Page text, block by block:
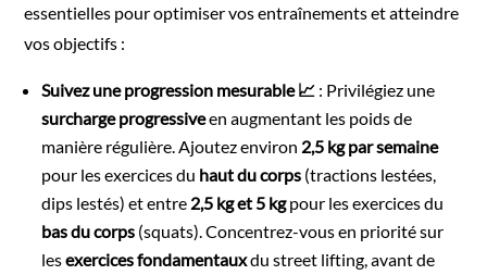
essentielles pour optimiser vos entraînements et atteindre
vos objectifs :
Suivez une progression mesurable 📈 : Privilégiez une
surcharge progressiveen augmentant les poids de
manière régulière. Ajoutez environ 2,5 kg par semaine
pour les exercices du haut du corps (tractions lestées,
dips lestés) et entre 2,5 kg et 5 kgpour les exercices du
bas du corps (squats). Concentrez-vous en priorité sur
lesexercices fondamentauxdu street lifting, avant de